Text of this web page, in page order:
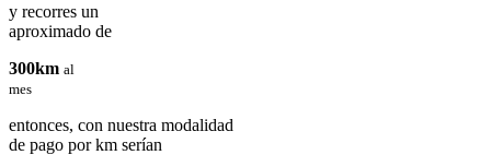
y recorres un
aproximado de
300km al
mes
entonces, con nuestra modalidad
de pago por km serían